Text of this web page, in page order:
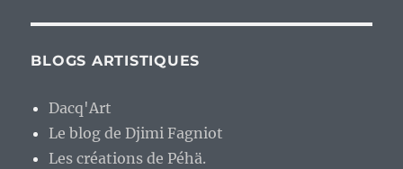
BLOGS ARTISTIQUES
Dacq'Art
Le blog de Djimi Fagniot
Les créations de Péhä.